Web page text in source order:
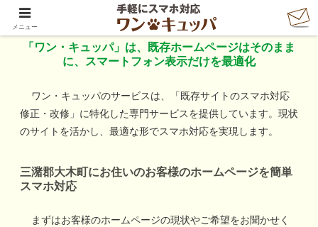
「ワン・キュッパ」で手軽にスマホ対応
「ワン・キュッパ」は、既存ホームページはそのまま
に、スマートフォン表示だけを最適化
ワン・キュッパのサービスは、「既存サイトのスマホ対応
修正・改修」に特化した専門サービスを提供しています。現状
のサイトを活かし、最適な形でスマホ対応を実現します。
三潴郡大木町にお住いのお客様のホームページを簡単
スマホ対応
まずはお客様のホームページの現状やご希望をお聞かせく
メニュー